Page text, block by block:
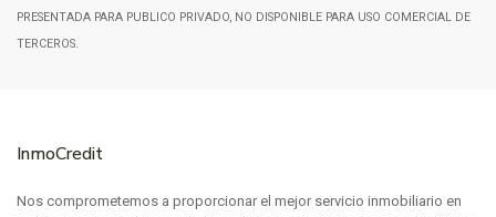
PRESENTADA PARA PUBLICO PRIVADO, NO DISPONIBLE PARA USO COMERCIAL DE
TERCEROS.
InmoCredit
Nos comprometemos a proporcionar el mejor servicio inmobiliario en